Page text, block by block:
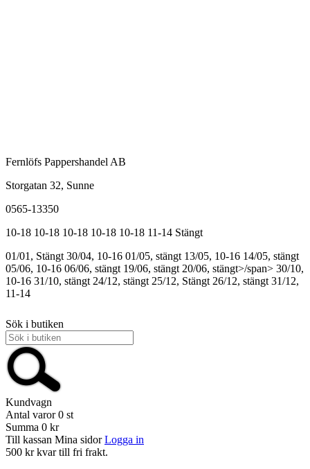
Fernlöfs Pappershandel AB
Storgatan 32, Sunne
0565-13350
10-18 10-18 10-18 10-18 10-18 11-14 Stängt
01/01, Stängt 30/04, 10-16 01/05, stängt 13/05, 10-16 14/05, stängt
05/06, 10-16 06/06, stängt 19/06, stängt 20/06, stängt>/span> 30/10,
10-16 31/10, stängt 24/12, stängt 25/12, Stängt 26/12, stängt 31/12,
11-14
Sök i butiken
Kundvagn
Antal varor 0 st
Summa 0 kr
Till kassan Mina sidor Logga in
500 kr kvar till fri frakt.